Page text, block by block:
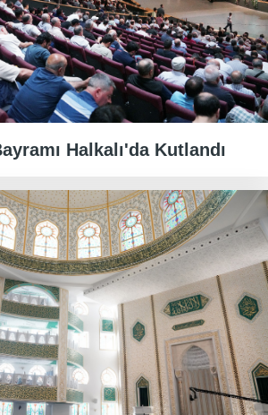
Halkalı'da Kutlandı